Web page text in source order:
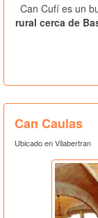
Can Cufí es un
rural cerca de
Can Caulas
Ubicado en Vilabertran